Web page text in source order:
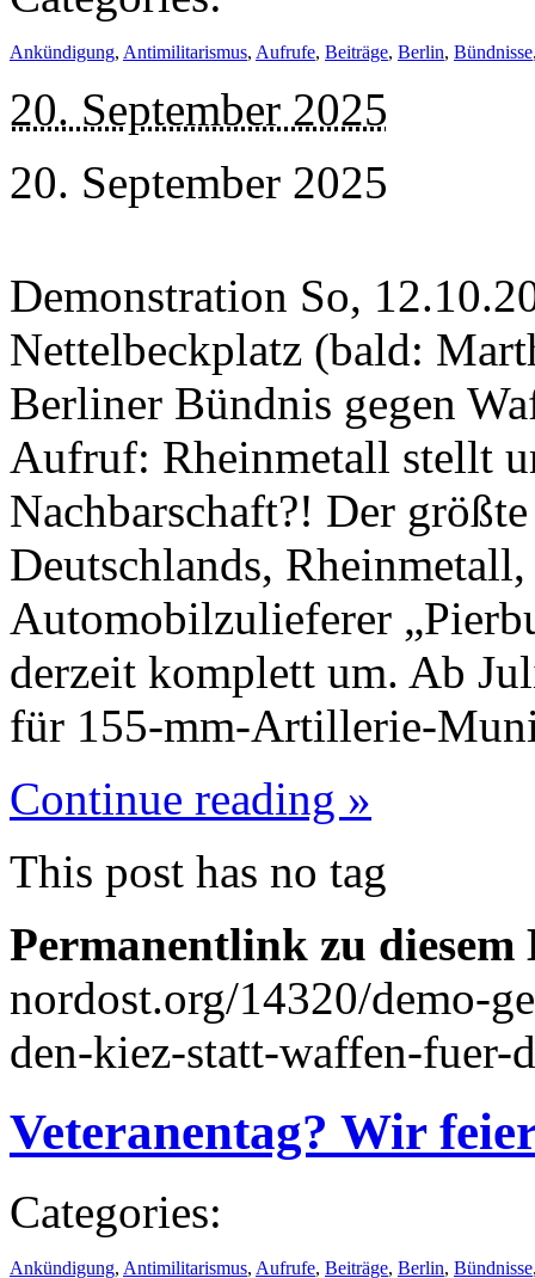
Ankündigung, Antimilitarismus, Aufrufe, Beiträge, Berlin, Bündnisse
20. September 2025
20. September 2025
Demonstration So,
Nettelbeckplatz (bald:
Berliner Bündnis gegen
Aufruf: Rheinmetall stellt
Nachbarschaft?! Der
Deutschlands,
Automobilzulieferer
derzeit komplett um. Ab
für 155-mm-Artillerie-
Continue reading »
This post has no tag
Permanentlink zu
nordost.org/14320/demo-
den-kiez-statt-waffen-fuer-
Veteranentag? Wir
Categories:
Ankündigung, Antimilitarismus, Aufrufe, Beiträge, Berlin, Bündnisse